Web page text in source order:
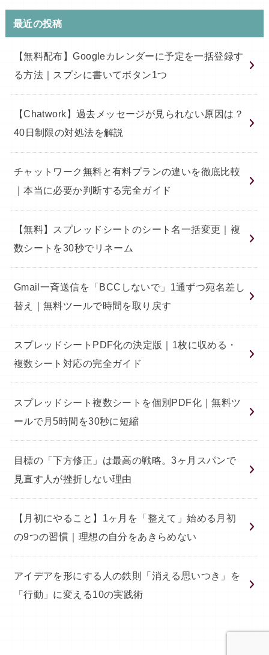
最近の投稿
【無料配布】Googleカレンダーに予定を一括登録す
る方法｜スプシに書いてボタン1つ
【Chatwork】過去メッセージが見られない原因は？
40日制限の対処法を解説
チャットワーク無料と有料プランの違いを徹底比較
｜本当に必要か判断する完全ガイド
【無料】スプレッドシートのシート名一括変更｜複
数シートを30秒でリネーム
Gmail一斉送信を「BCCしないで」1通ずつ宛名差し
替え｜無料ツールで時間を取り戻す
スプレッドシートPDF化の決定版｜1枚に収める・
複数シート対応の完全ガイド
スプレッドシート複数シートを個別PDF化｜無料ツ
ールで月5時間を30秒に短縮
目標の「下方修正」は最高の戦略。3ヶ月スパンで
見直す人が挫折しない理由
【月初にやること】1ヶ月を「整えて」始める月初
の9つの習慣｜理想の自分をあきらめない
アイデアを形にする人の鉄則「消える思いつき」を
「行動」に変える10の実践術